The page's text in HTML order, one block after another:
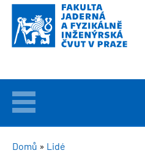
Přejít
hlavnímu
obsahu
VÍTEJTE
UCHAZEČI
DROBEČKOVÁ
Domů Lidé